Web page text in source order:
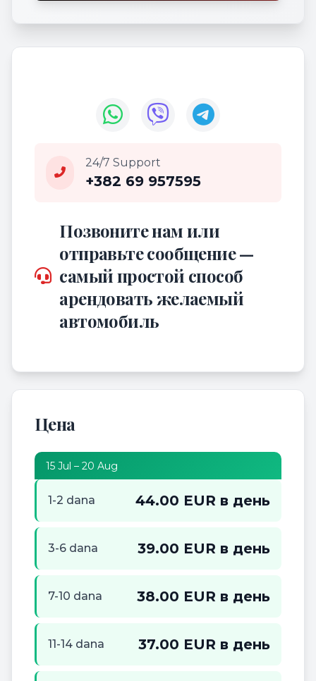
24/7 Support
+382 69 957595
Позвоните нам или
отправьте сообщение —
самый простой способ
арендовать желаемый
автомобиль
Цена
15 Jul – 20 Aug
1-2 dana 44.00 EUR в день
3-6 dana 39.00 EUR в день
7-10 dana 38.00 EUR в день
11-14 dana 37.00 EUR в день